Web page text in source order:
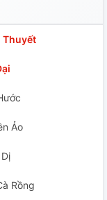
Thuyết
Ảo
Rồng